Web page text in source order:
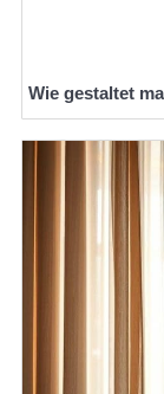
Wie gestaltet